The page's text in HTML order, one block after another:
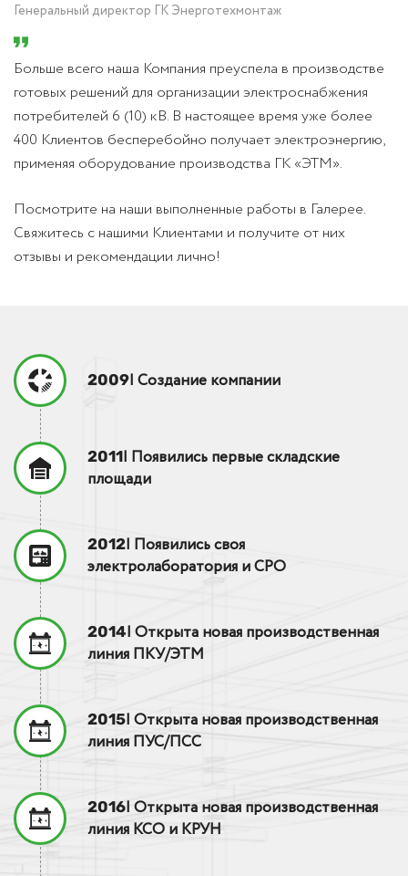
Генеральный директор ГК Энерготехмонтаж
Больше всего наша Компания преуспела в производстве
готовых решений для организации электроснабжения
потребителей 6 (10) кВ. В настоящее время уже более
400 Клиентов бесперебойно получает электроэнергию,
применяя оборудование производства ГК «ЭТМ».
Посмотрите на наши выполненные работы в Галерее.
Свяжитесь с нашими Клиентами и получите от них
отзывы и рекомендации лично!
2009| Создание компании
2011| Появились первые складские
площади
2012| Появились своя
электролаборатория и СРО
2014| Открыта новая производственная
линия ПКУ/ЭТМ
2015| Открыта новая производственная
линия ПУС/ПСС
2016| Открыта новая производственная
линия КСО и КРУН